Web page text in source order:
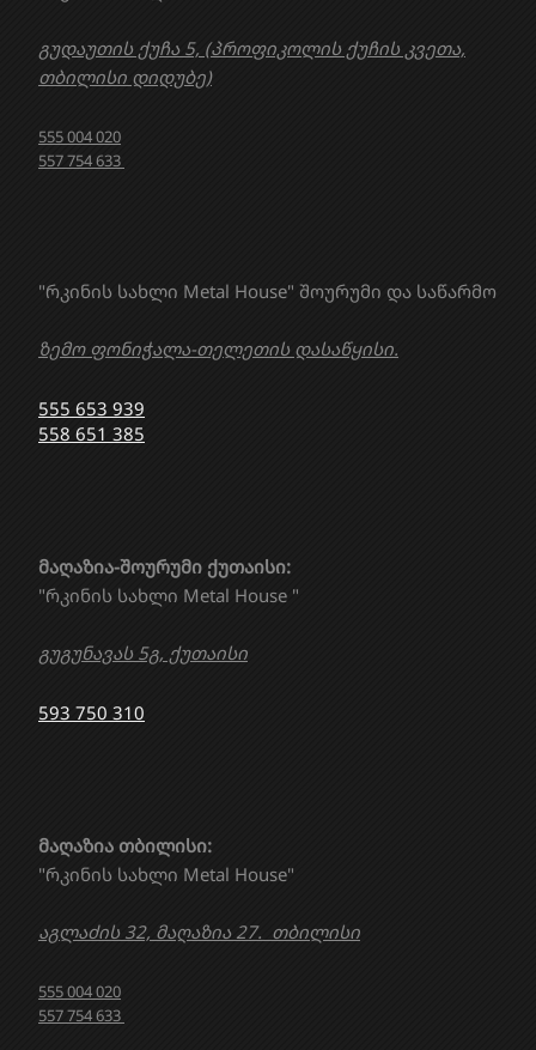
"რკინის სახლი Metal House" შოურუმი და საწარმო
ზემო ფონიჭალა-თელეთის დასაწყისი.
555 653 939
558 651 385
მაღაზია თბილისი:
"რკინის სახლი Metal House"
აგლაძის 32, მაღაზია 27. თბილისი
555 004 020
557 754 633
მაღაზია-შოურუმი ქუთაისი:
"რკინის სახლი Metal House "
გუგუნავას 5გ, ქუთაისი
593 750 310
გუდაუთის ქუჩა 5, (პროფიკოლის ქუჩის კვეთა,
თბილისი დიდუბე)
555 004 020
557 754 633